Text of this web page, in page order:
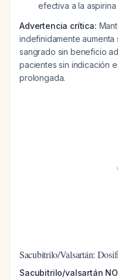
efectiva a la aspirina
Advertencia crítica:
indefinidamente
sangrado sin beneficio
pacientes sin indicación
prolongada.
Sacubitrilo/Valsartán:
Sacubitrilo/valsartán